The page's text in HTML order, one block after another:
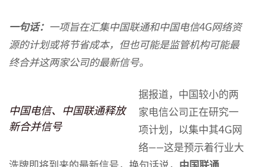
一句话： 一项旨在汇集中国联通和中国电信4G网络资
源的计划或将节省成本，但也可能是监管机构可能最
终合并这两家公司的最新信号。
中国电信、中国联通释放
新合并信号
据报道，中国较小的两
家电信公司正在研究一
项计划，以集中其4G网
络——这是预示着行业大